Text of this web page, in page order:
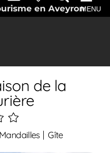
en AveyronMENU
de la
Gîte